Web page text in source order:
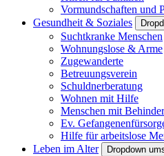
Vormundschaften und
Gesundheit & Soziales
Suchtkranke Menschen
Wohnungslose & Arme
Zugewanderte
Betreuungsverein
Schuldnerberatung
Wohnen mit Hilfe
Menschen mit
Ev.
Hilfe für arbeitslose
Leben im Alter
Dropdown